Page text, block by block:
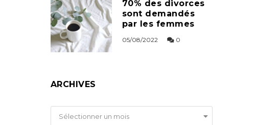
70% des divorces
sont demandés
par les femmes
05/08/2022 0
ARCHIVES
Archives
Sélectionner un mois